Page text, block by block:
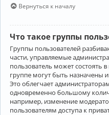
Вернуться к началу
Что такое группы
Группы пользователей
части, управляемые
пользователь может состоять
группе могут быть назначены
Это облегчает
одновременно большому
например, изменение
пользователям доступа к